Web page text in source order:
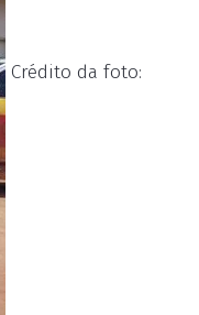
Crédito da foto: